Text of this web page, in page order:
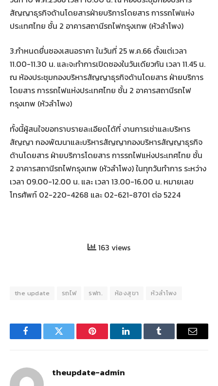
สัญญาธุรกิจด้านโดยสารฝ่ายบริการโดยสาร การรถไฟแห่ง
ประเทศไทย ชั้น 2 อาคารสถานีรถไฟกรุงเทพ (หัวลำโพง)
3.กำหนดยื่นซองเสนอราคา ในวันที่ 25 พ.ค.66 ตั้งแต่เวลา
11.00-11.30 น. และจะทำการเปิดซองในวันเดียวกัน เวลา 11.45 น.
ณ ห้องประชุมกองบริหารสัญญาธุรกิจด้านโดยสาร ฝ่ายบริการ
โดยสาร การรถไฟแห่งประเทศไทย ชั้น 2 อาคารสถานีรถไฟ
กรุงเทพ (หัวลำโพง)
ทั้งนี้ผู้สนใจขอทราบรายละเอียดได้ที่ งานการเช่าและบริหาร
สัญญา กองพัฒนาและบริหารสัญญากองบริหารสัญญาธุรกิจ
ด้านโดยสาร ฝ่ายบริการโดยสาร การรถไฟแห่งประเทศไทย ชั้น
2 อาคารสถานีรถไฟกรุงเทพ (หัวลำโพง) ในทุกวันทำการ ระหว่าง
เวลา 09.00-12.00 น. และ เวลา 13.00-16.00 น. หมายเลข
โทรศัพท์ 02-220-4268 และ 02-621-8701 ต่อ 5224
163 views
the update รถไฟ รฟท. ห้องสุขา หัวลำโพง
FacebookTwitter Pinterest LinkedInTumblr Email
theupdate-admin